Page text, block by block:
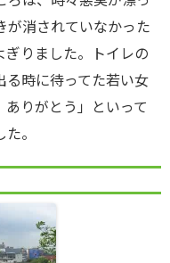
が消されていなかった
ぎりました。トイレの
る時に待ってた若い女
りがとう」といって
。